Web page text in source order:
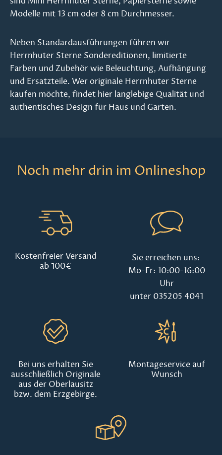
Modelle mit 13 cm oder 8 cm Durchmesser.
Neben Standardausführungen führen wir
Herrnhuter Sterne Sondereditionen, limitierte
Farben und Zubehör wie Beleuchtung, Aufhängung
und Ersatzteile. Wer originale Herrnhuter Sterne
kaufen möchte, findet hier langlebige Qualität und
authentisches Design für Haus und Garten.
Noch mehr drin im Onlineshop
Kostenfreier Versand
ab 100€
Sie erreichen uns:
Mo-Fr: 10:00-16:00
Uhr
unter 035205 4041
Bei uns erhalten Sie
ausschließlich Originale
aus der Oberlausitz
bzw. dem Erzgebirge.
Montageservice auf
Wunsch